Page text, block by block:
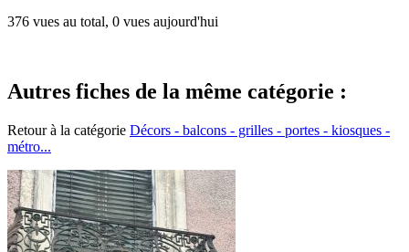
376 vues au total, 0 vues aujourd'hui
Autres fiches de la même catégorie :
Retour à la catégorie Décors - balcons - grilles - portes - kiosques -
métro...